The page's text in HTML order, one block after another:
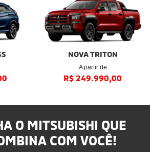
real com a Mitsubishi, venha fazer
veículos. Aproveite para conhecer
4x4.